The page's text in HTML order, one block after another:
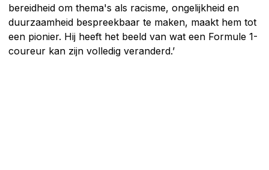
bereidheid om thema's als racisme, ongelijkheid en
duurzaamheid bespreekbaar te maken, maakt hem tot
een pionier. Hij heeft het beeld van wat een Formule 1-
coureur kan zijn volledig veranderd.’